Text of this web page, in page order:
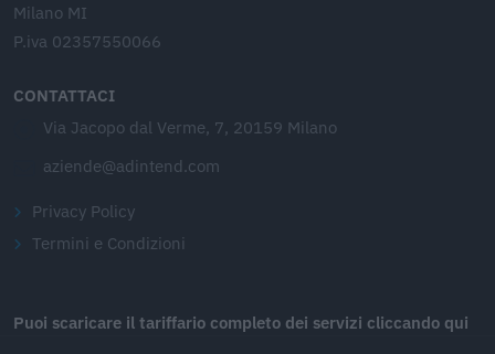
Milano MI
P.iva 02357550066
CONTATTACI
Via Jacopo dal Verme, 7, 20159 Milano
aziende@adintend.com
Privacy Policy
Termini e Condizioni
Puoi scaricare il tariffario completo dei servizi cliccando qui